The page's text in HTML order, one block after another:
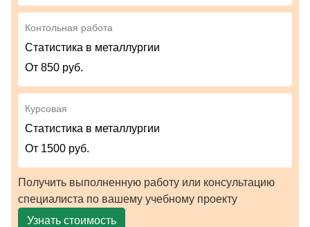
Контольная работа
Статистика в металлургии
От 850 руб.
Курсовая
Статистика в металлургии
От 1500 руб.
Получить выполненную работу или консультацию
специалиста по вашему учебному проекту
Узнать стоимость